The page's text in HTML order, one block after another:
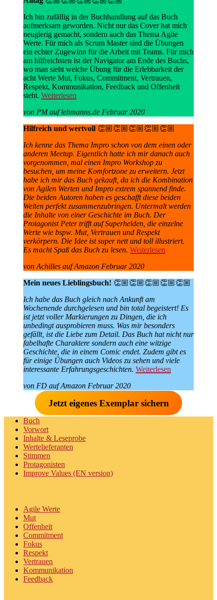
Ich bin zufällig in der Buchhandlung auf das Buch
aufmerksam geworden. Nicht nur das Cover hat mich
neugierig gemacht, sondern auch das Thema Agile
Werte. Für mich als Scrum Master sind die Übungen
ein echter Zugewinn für die Arbeit mit Teams. Für mich
am hilfreichsten ist der Navigator am Ende des Buchs,
wo man sieht welche Übung für die Erlebbarkeit der
acht Werte Mut, Fokus, Commitment, Vertrauen,
Respekt, Kommunikation, Feedback und Offenheit
steht. Weiterlesen
von PM auf lehmanns.de Februar 2020
Hilfreich und wertvoll 👏🏼👏🏼👏🏼👏🏼👏🏼
Ich kenne das Thema Impro schon von dem einen oder
anderen Meetup. Eigentlich hatte ich mir danach auch
vorgenommen, mal einen Impro Workshop zu
besuchen, um meine Komfortzone zu erweitern. Jetzt
habe ich mir das Buch gekauft, da ich die Kombination
von Agilen Werten und Impro extrem spannend finde.
Die beiden Autoren haben es geschafft diese beiden
Welten perfekt zusammenzubringen. Untermalt werden
die Inhalte von einer Geschichte im Buch. Der
Protagonist Peter trifft auf Superhelden, die einzelne
Werte wie bspw. Mut, Vertrauen und Respekt
verkörpern. Die Idee ist super nett und toll illustriert.
Es macht Spaß das Buch zu lesen. Weiterlesen
von Achilles auf Amazon Februar 2020
Mein neues Lieblingsbuch! 👏🏼👏🏼👏🏼👏🏼👏🏼
Ich habe das Buch gleich nach Ankunft am
Wochenende durchgelesen und bin total begeistert! Es
ist jetzt voller Markierungen zu Dingen, die ich
unbedingt ausprobieren muss. Was mir besonders
gefällt, ist die Liebe zum Detail. Das Buch hat nicht nur
fabelhafte Charaktere sondern auch eine witzige
Geschichte, die in einem Comic endet. Zudem gibt es
für einige Übungen auch Videos zu sehen und viele
interessante Erfahrungsgeschichten. Weiterlesen
von FD auf Amazon Februar 2020
Jetzt eigenes Exemplar sichern
Buch
Vorwort
Inhalte & Leseprobe
Wertelieferanten
Stimmen
Protagonisten
Improve Values (EN version)
Agile Werte
Mut
Offenheit
Commitment
Fokus
Respekt
Vertrauen
Kommunikation
Feedback